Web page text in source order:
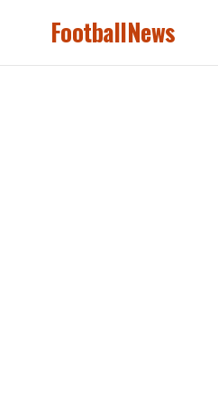
FootballNews